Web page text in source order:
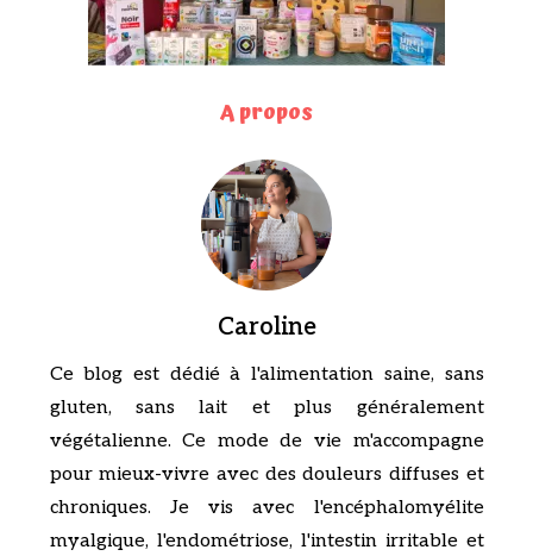
A propos
Caroline
Ce blog est dédié à l'alimentation saine, sans
gluten, sans lait et plus généralement
végétalienne. Ce mode de vie m'accompagne
pour mieux-vivre avec des douleurs diffuses et
chroniques. Je vis avec l'encéphalomyélite
myalgique, l'endométriose, l'intestin irritable et